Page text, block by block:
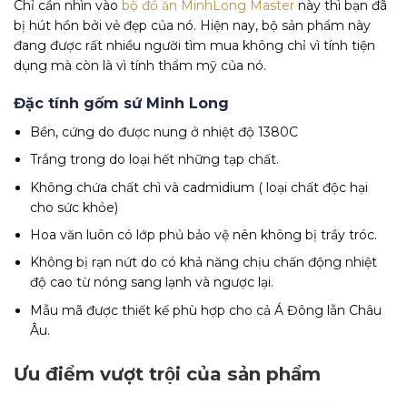
Chỉ cần nhìn vào bộ đồ ăn MinhLong Master này thì bạn đã
bị hút hồn bởi vẻ đẹp của nó. Hiện nay, bộ sản phẩm này
đang được rất nhiều người tìm mua không chỉ vì tính tiện
dụng mà còn là vì tính thẩm mỹ của nó.
Đặc tính gốm sứ Minh Long
Bền, cứng do được nung ở nhiệt độ 1380C
Trắng trong do loại hết những tạp chất.
Không chứa chất chì và cadmidium ( loại chất độc hại
cho sức khỏe)
Hoa văn luôn có lớp phủ bảo vệ nên không bị trầy tróc.
Không bị rạn nứt do có khả năng chịu chấn động nhiệt
độ cao từ nóng sang lạnh và ngược lại.
Mẫu mã được thiết kế phù hợp cho cả Á Đông lẫn Châu
Âu.
Ưu điểm vượt trội của sản phẩm